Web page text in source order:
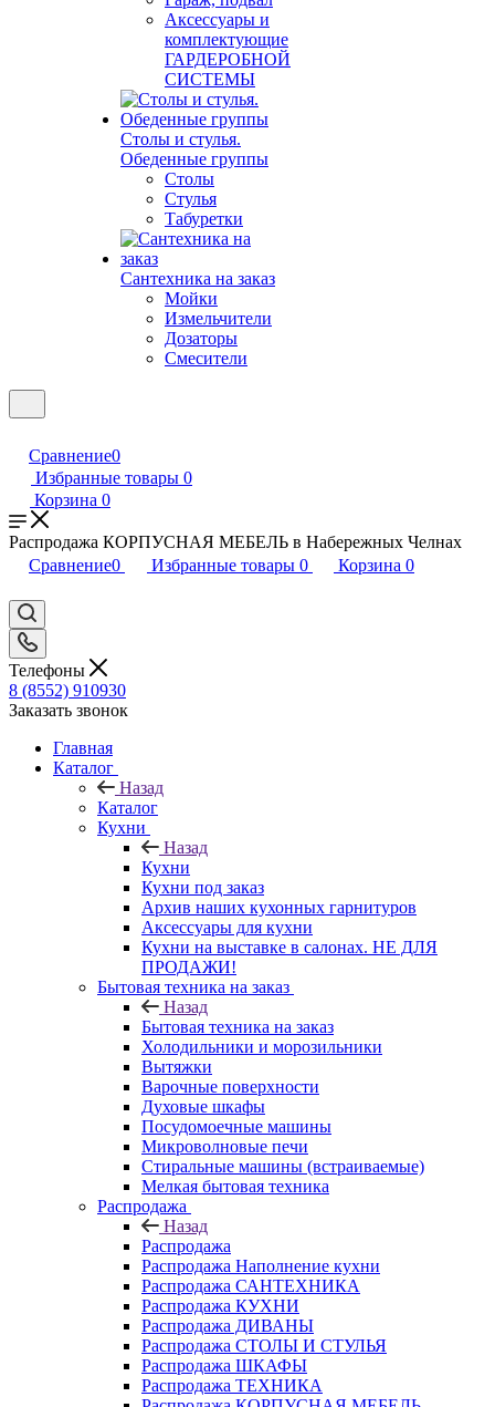
Аксессуары и
комплектующие
ГАРДЕРОБНОЙ
СИСТЕМЫ
Столы и стулья.
Обеденные группы
Столы
Стулья
Табуретки
Сантехника на заказ
Мойки
Измельчители
Дозаторы
Смесители
Сравнение0
Избранные товары 0
Корзина 0
Распродажа КОРПУСНАЯ МЕБЕЛЬ в Набережных Челнах
Сравнение0 Избранные товары 0 Корзина 0
Телефоны
8 (8552) 910930
Заказать звонок
Главная
Каталог
Назад
Каталог
Кухни
Назад
Кухни
Кухни под заказ
Архив наших кухонных гарнитуров
Аксессуары для кухни
Кухни на выставке в салонах. НЕ ДЛЯ
ПРОДАЖИ!
Бытовая техника на заказ
Назад
Бытовая техника на заказ
Холодильники и морозильники
Вытяжки
Варочные поверхности
Духовые шкафы
Посудомоечные машины
Микроволновые печи
Стиральные машины (встраиваемые)
Мелкая бытовая техника
Распродажа
Назад
Распродажа
Распродажа Наполнение кухни
Распродажа САНТЕХНИКА
Распродажа КУХНИ
Распродажа ДИВАНЫ
Распродажа СТОЛЫ И СТУЛЬЯ
Распродажа ШКАФЫ
Распродажа ТЕХНИКА